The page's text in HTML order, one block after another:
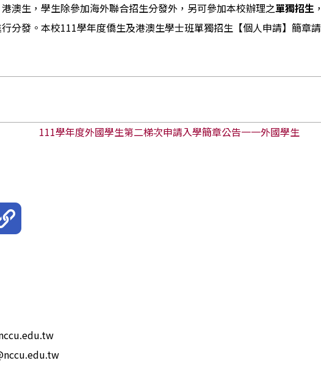
澳生，學生除參加海外聯合招生分發外，另可參加本校辦理之單獨招生
分發。本校111學年度僑生及港澳生學士班單獨招生【個人申請】簡章
111學年度外國學生第二梯次申請入學簡章公告一一外國學生